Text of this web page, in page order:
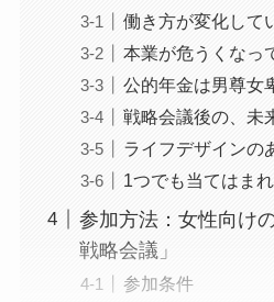
働き方が変化して
本業が危うくなっ
公的年金は男尊女
戦略会議後の、未
ライフデザインの
1つでも当てはま
参加方法：女性向け
戦略会議」
参加条件